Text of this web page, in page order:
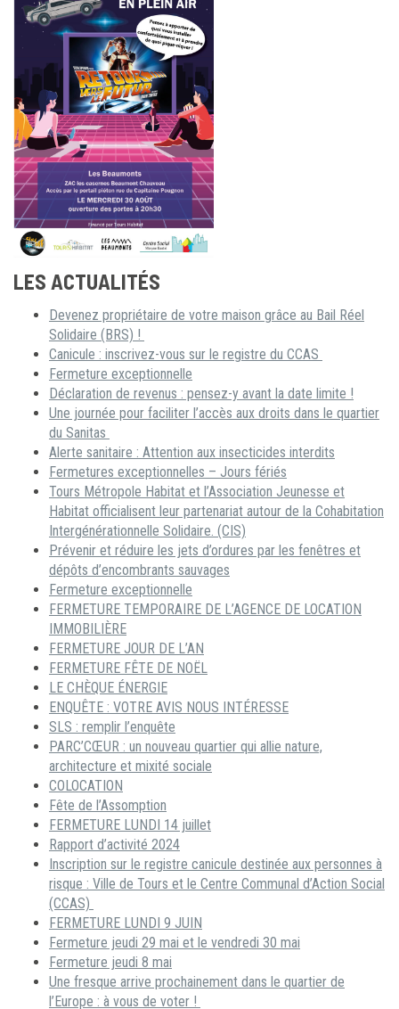
LES ACTUALITÉS
Devenez propriétaire de votre maison grâce au Bail Réel
Solidaire (BRS) !
Canicule : inscrivez-vous sur le registre du CCAS
Fermeture exceptionnelle
Déclaration de revenus : pensez-y avant la date limite !
Une journée pour faciliter l’accès aux droits dans le quartier
du Sanitas
Alerte sanitaire : Attention aux insecticides interdits
Fermetures exceptionnelles – Jours fériés
Tours Métropole Habitat et l’Association Jeunesse et
Habitat officialisent leur partenariat autour de la Cohabitation
Intergénérationnelle Solidaire. (CIS)
Prévenir et réduire les jets d’ordures par les fenêtres et
dépôts d’encombrants sauvages
Fermeture exceptionnelle
FERMETURE TEMPORAIRE DE L’AGENCE DE LOCATION
IMMOBILIÈRE
FERMETURE JOUR DE L’AN
FERMETURE FÊTE DE NOËL
LE CHÈQUE ÉNERGIE
ENQUÊTE : VOTRE AVIS NOUS INTÉRESSE
SLS : remplir l’enquête
PARC’CŒUR : un nouveau quartier qui allie nature,
architecture et mixité sociale
COLOCATION
Fête de l’Assomption
FERMETURE LUNDI 14 juillet
Rapport d’activité 2024
Inscription sur le registre canicule destinée aux personnes à
risque : Ville de Tours et le Centre Communal d’Action Social
(CCAS)
FERMETURE LUNDI 9 JUIN
Fermeture jeudi 29 mai et le vendredi 30 mai
Fermeture jeudi 8 mai
Une fresque arrive prochainement dans le quartier de
l’Europe : à vous de voter !